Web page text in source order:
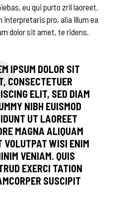
eu qui purto zril laoreet.
interpretaris pro, alia illum ea
dolor sit amet, te ridens.
IPSUM DOLOR SIT
CONSECTETUER
ELIT, SED DIAM
NIBH EUISMOD
UT LAOREET
MAGNA ALIQUAM
VOLUTPAT WISI ENIM
VENIAM. QUIS
EXERCI TATION
SUSCIPIT